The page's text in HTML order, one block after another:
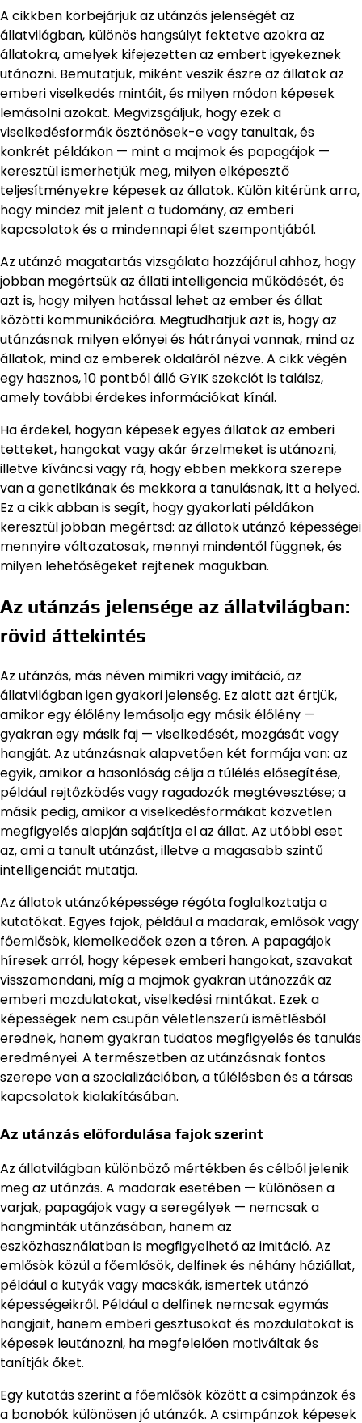
A cikkben körbejárjuk az utánzás jelenségét az
állatvilágban, különös hangsúlyt fektetve azokra az
állatokra, amelyek kifejezetten az embert igyekeznek
utánozni. Bemutatjuk, miként veszik észre az állatok az
emberi viselkedés mintáit, és milyen módon képesek
lemásolni azokat. Megvizsgáljuk, hogy ezek a
viselkedésformák ösztönösek-e vagy tanultak, és
konkrét példákon — mint a majmok és papagájok —
keresztül ismerhetjük meg, milyen elképesztő
teljesítményekre képesek az állatok. Külön kitérünk arra,
hogy mindez mit jelent a tudomány, az emberi
kapcsolatok és a mindennapi élet szempontjából.
Az utánzó magatartás vizsgálata hozzájárul ahhoz, hogy
jobban megértsük az állati intelligencia működését, és
azt is, hogy milyen hatással lehet az ember és állat
közötti kommunikációra. Megtudhatjuk azt is, hogy az
utánzásnak milyen előnyei és hátrányai vannak, mind az
állatok, mind az emberek oldaláról nézve. A cikk végén
egy hasznos, 10 pontból álló GYIK szekciót is találsz,
amely további érdekes információkat kínál.
Ha érdekel, hogyan képesek egyes állatok az emberi
tetteket, hangokat vagy akár érzelmeket is utánozni,
illetve kíváncsi vagy rá, hogy ebben mekkora szerepe
van a genetikának és mekkora a tanulásnak, itt a helyed.
Ez a cikk abban is segít, hogy gyakorlati példákon
keresztül jobban megértsd: az állatok utánzó képességei
mennyire változatosak, mennyi mindentől függnek, és
milyen lehetőségeket rejtenek magukban.
Az utánzás jelensége az állatvilágban:
rövid áttekintés
Az utánzás, más néven mimikri vagy imitáció, az
állatvilágban igen gyakori jelenség. Ez alatt azt értjük,
amikor egy élőlény lemásolja egy másik élőlény —
gyakran egy másik faj — viselkedését, mozgását vagy
hangját. Az utánzásnak alapvetően két formája van: az
egyik, amikor a hasonlóság célja a túlélés elősegítése,
például rejtőzködés vagy ragadozók megtévesztése; a
másik pedig, amikor a viselkedésformákat közvetlen
megfigyelés alapján sajátítja el az állat. Az utóbbi eset
az, ami a tanult utánzást, illetve a magasabb szintű
intelligenciát mutatja.
Az állatok utánzóképessége régóta foglalkoztatja a
kutatókat. Egyes fajok, például a madarak, emlősök vagy
főemlősök, kiemelkedőek ezen a téren. A papagájok
híresek arról, hogy képesek emberi hangokat, szavakat
visszamondani, míg a majmok gyakran utánozzák az
emberi mozdulatokat, viselkedési mintákat. Ezek a
képességek nem csupán véletlenszerű ismétlésből
erednek, hanem gyakran tudatos megfigyelés és tanulás
eredményei. A természetben az utánzásnak fontos
szerepe van a szocializációban, a túlélésben és a társas
kapcsolatok kialakításában.
Az utánzás előfordulása fajok szerint
Az állatvilágban különböző mértékben és célból jelenik
meg az utánzás. A madarak esetében — különösen a
varjak, papagájok vagy a seregélyek — nemcsak a
hangminták utánzásában, hanem az
eszközhasználatban is megfigyelhető az imitáció. Az
emlősök közül a főemlősök, delfinek és néhány háziállat,
például a kutyák vagy macskák, ismertek utánzó
képességeikről. Például a delfinek nemcsak egymás
hangjait, hanem emberi gesztusokat és mozdulatokat is
képesek leutánozni, ha megfelelően motiváltak és
tanítják őket.
Egy kutatás szerint a főemlősök között a csimpánzok és
a bonobók különösen jó utánzók. A csimpánzok képesek